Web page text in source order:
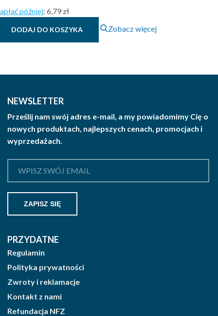
później: 6,79 zł
DODAJ DO KOSZYKA Zobacz więcej
NEWSLETTER
Prześlij nam swój adres e-mail, a my powiadomimy Cię o
nowych produktach, najlepszych cenach, promocjach i
wyprzedażach.
PRZYDATNE
Regulamin
Polityka prywatności
Zwroty i reklamacje
Kontakt z nami
Refundacja NFZ